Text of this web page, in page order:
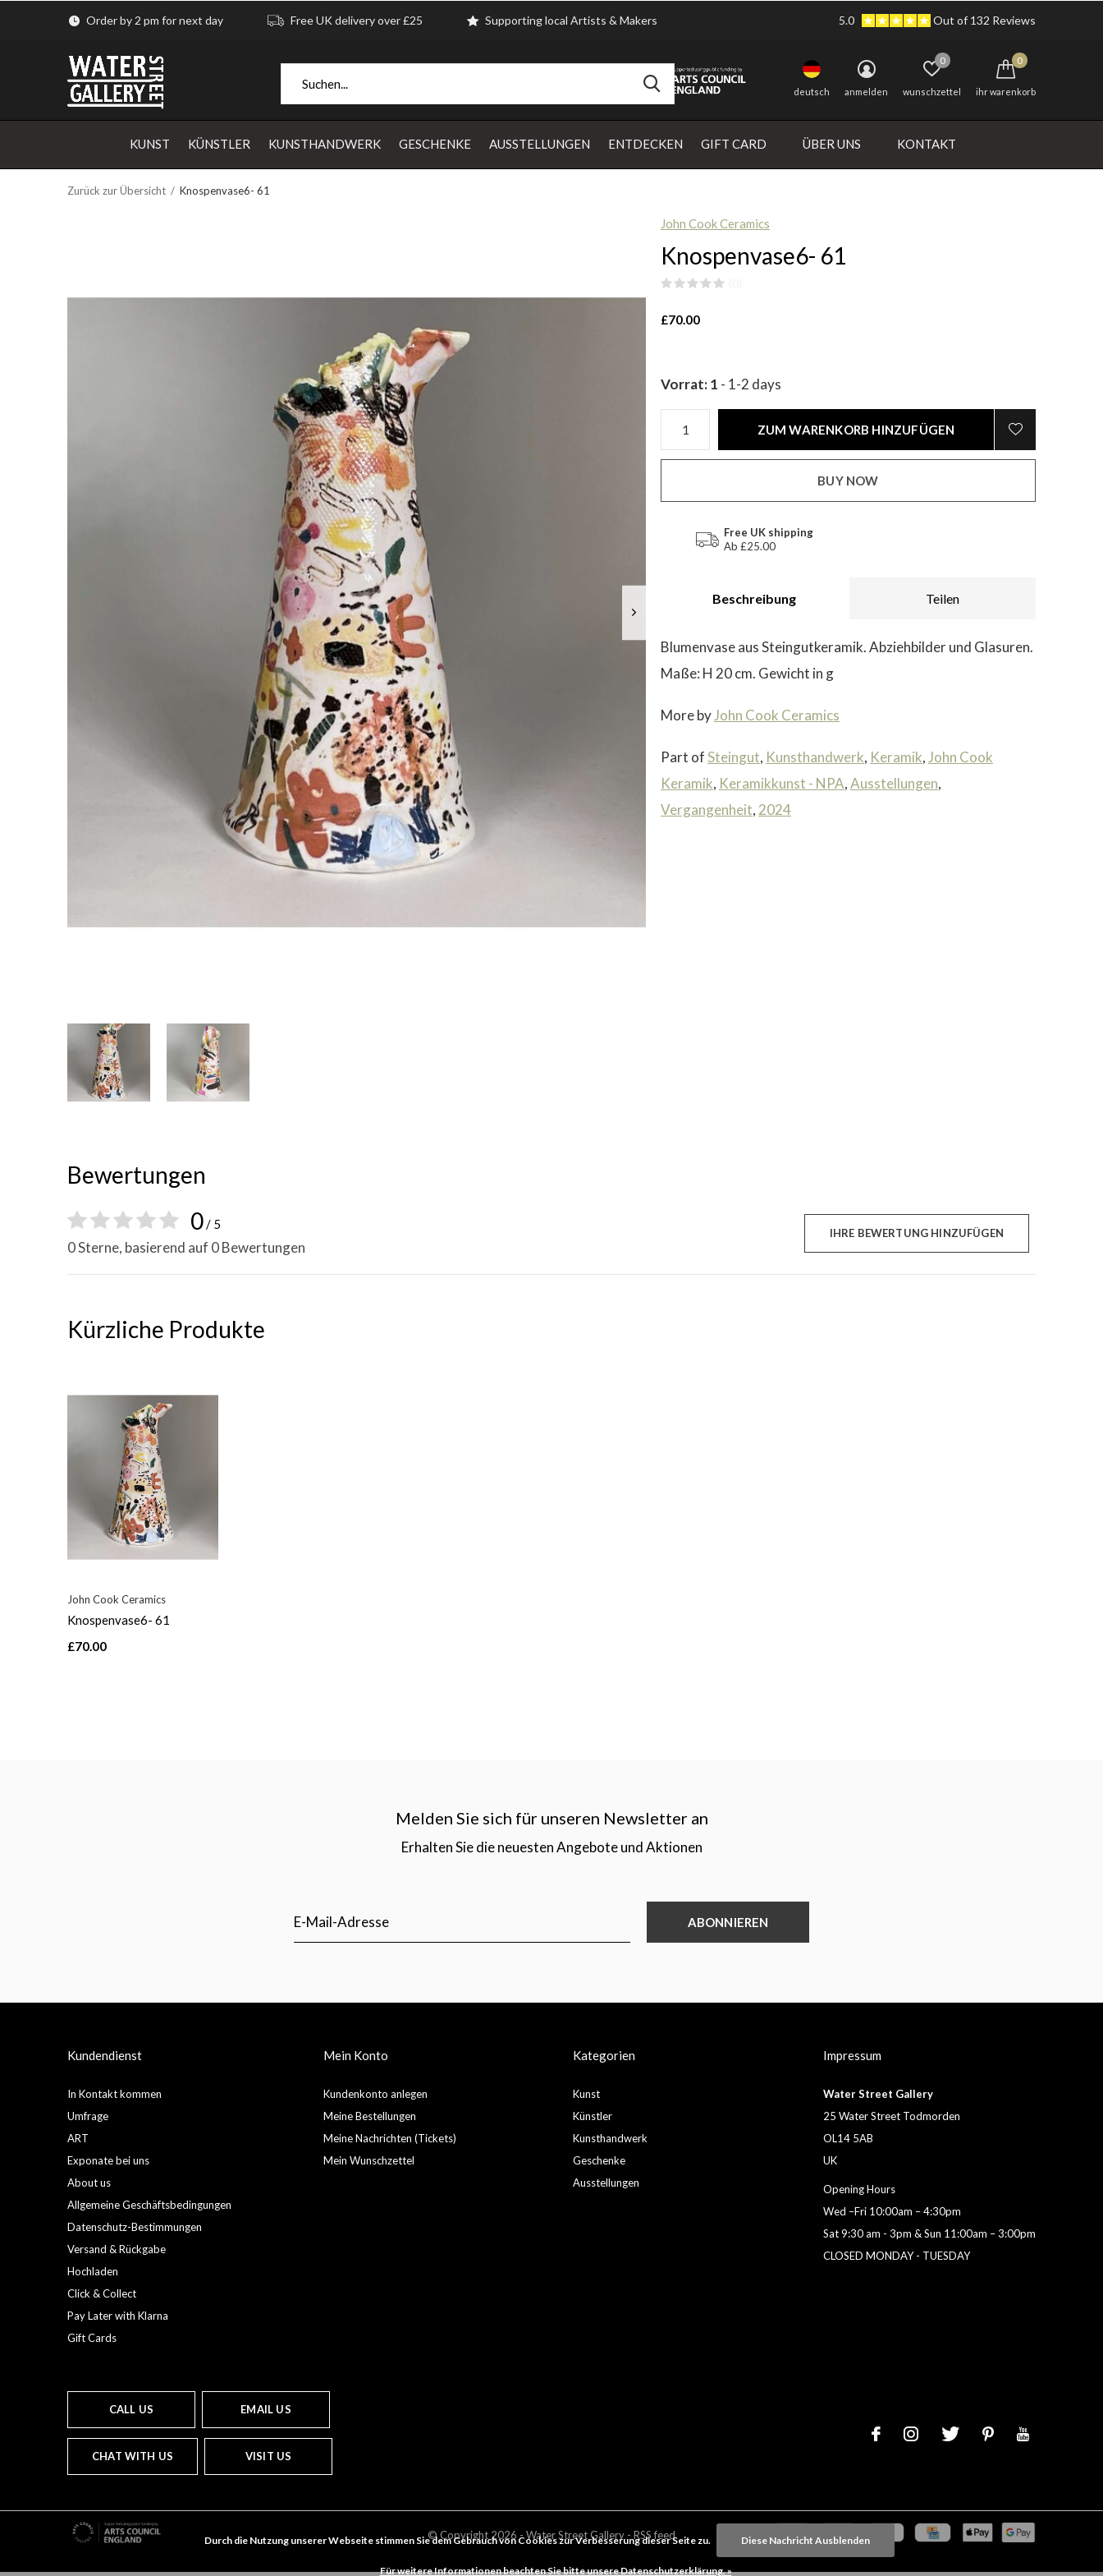
KUNST KÜNSTLER KUNSTHANDWERK GESCHENKE AUSSTELLUNGEN ENTDECKEN GIFT CARD ÜBER UNS KONTAKT
deutsch anmelden wunschzettel
0
ihr warenkorb
0
Order by 2 pm for next day Free UK delivery over £25 Supporting local Artists & Makers 5.0 Out of 132 Reviews
Zurück zur Übersicht Knospenvase6- 61
John Cook Ceramics
Knospenvase6- 61
£70.00
Vorrat: 1 - 1-2 days
ZUM WARENKORB HINZUFÜGEN
BUY NOW
Free UK shipping
Ab £25.00
Beschreibung Teilen
Blumenvase aus Steingutkeramik. Abziehbilder und Glasuren.
Maße: H 20 cm. Gewicht in g
More byJohn Cook Ceramics
Part ofSteingut, Kunsthandwerk, Keramik, John Cook
Keramik, Keramikkunst - NPA,Ausstellungen,
Vergangenheit, 2024
Bewertungen
0/ 5
0 Sterne, basierend auf 0 Bewertungen
IHRE BEWERTUNG HINZUFÜGEN
Kürzliche Produkte
John Cook Ceramics
Knospenvase6- 61
£70.00
Melden Sie sich für unseren Newsletter an
Erhalten Sie die neuesten Angebote und Aktionen
ABONNIEREN
Kundendienst
In Kontakt kommen
Umfrage
ART
Exponate bei uns
About us
Allgemeine Geschäftsbedingungen
Datenschutz-Bestimmungen
Versand & Rückgabe
Hochladen
Click & Collect
Pay Later with Klarna
Gift Cards
Mein Konto
Kundenkonto anlegen
Meine Bestellungen
Meine Nachrichten (Tickets)
Mein Wunschzettel
Kategorien
Kunst
Künstler
Kunsthandwerk
Geschenke
Ausstellungen
Impressum
Water Street Gallery
25 Water Street Todmorden
OL14 5AB
UK
Opening Hours
Wed –Fri 10:00am – 4:30pm
Sat 9:30 am - 3pm & Sun 11:00am – 3:00pm
CLOSED MONDAY - TUESDAY
CALL US EMAIL US
CHAT WITH US VISIT US
© Copyright 2026 - Water Street Gallery - RSS feed
Durch die Nutzung unserer Webseite stimmen Sie dem Gebrauch von Cookies zur Verbesserung dieser Seite zu. Diese Nachricht Ausblenden
Für weitere Informationen beachten Sie bitte unsere Datenschutzerklärung. »